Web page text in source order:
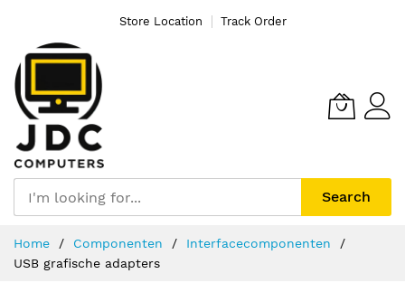
Store Location Track Order
Search
naar
de
Home Componenten
Interfacecomponenten
USB grafische adapters